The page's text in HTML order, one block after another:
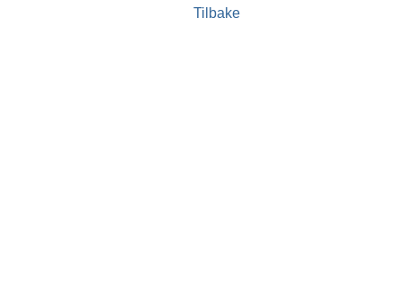
Tilbake